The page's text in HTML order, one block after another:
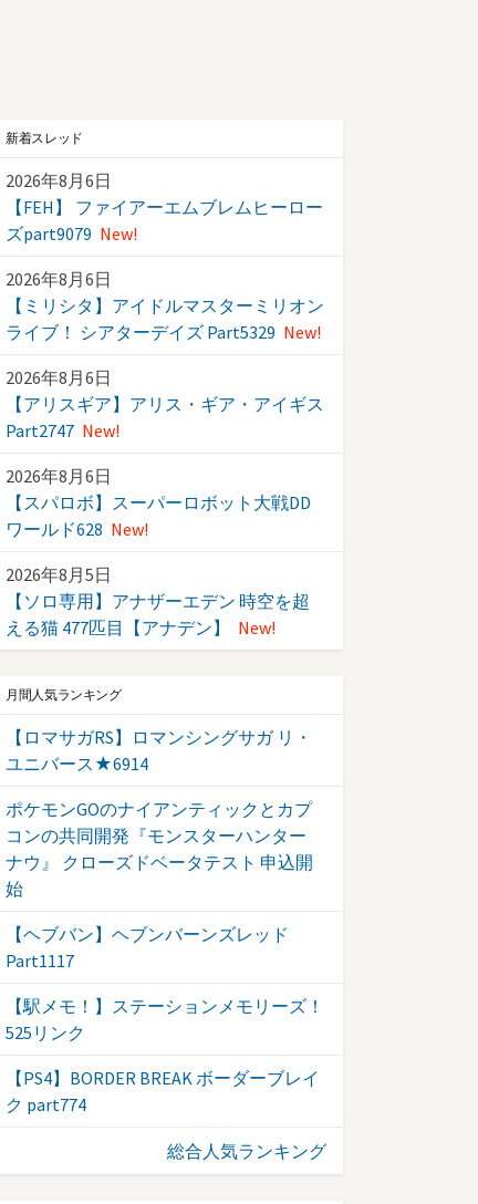
新着スレッド
2026年8月6日
【FEH】 ファイアーエムブレムヒーロー
ズpart9079 New!
2026年8月6日
【ミリシタ】アイドルマスターミリオン
ライブ！ シアターデイズ Part5329 New!
2026年8月6日
【アリスギア】アリス・ギア・アイギス
Part2747 New!
2026年8月6日
【スパロボ】スーパーロボット大戦DD
ワールド628 New!
2026年8月5日
【ソロ専用】アナザーエデン 時空を超
える猫 477匹目【アナデン】
New!
月間人気ランキング
【ロマサガRS】ロマンシングサガ リ・
ユニバース★6914
ポケモンGOのナイアンティックとカプ
コンの共同開発『モンスターハンター
ナウ』 クローズドベータテスト 申込開
始
【ヘブバン】ヘブンバーンズレッド
Part1117
【駅メモ！】ステーションメモリーズ！
525リンク
【PS4】BORDER BREAK ボーダーブレイ
ク part774
総合人気ランキング